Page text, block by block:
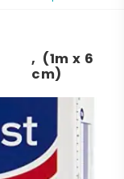
, (1m x 6
cm)